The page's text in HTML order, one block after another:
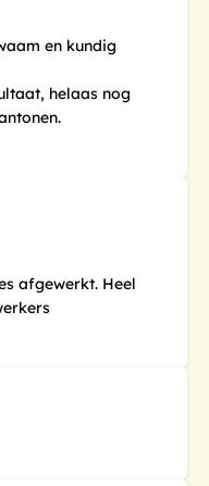
en kundig
helaas nog
afgewerkt. Heel